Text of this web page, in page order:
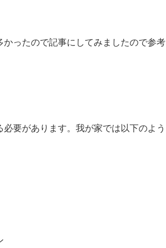
ったので記事にしてみましたので参考
要があります。我が家では以下のよう